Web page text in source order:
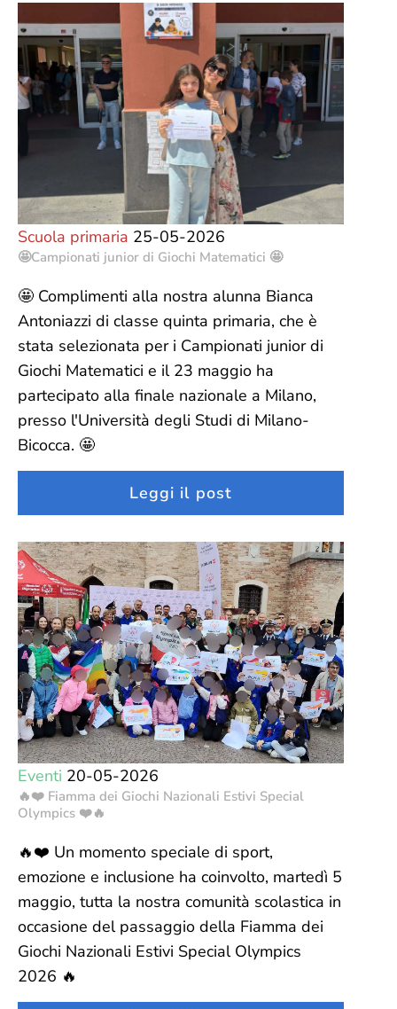
Scuola primaria 25-05-2026
🤩Campionati junior di Giochi Matematici 🤩
🤩 Complimenti alla nostra alunna Bianca
Antoniazzi di classe quinta primaria, che è
stata selezionata per i Campionati junior di
Giochi Matematici e il 23 maggio ha
partecipato alla finale nazionale a Milano,
presso l'Università degli Studi di Milano-
Bicocca. 🤩
Leggi il post
Eventi 20-05-2026
🔥❤️ Fiamma dei Giochi Nazionali Estivi Special
Olympics ❤️🔥
🔥❤️ Un momento speciale di sport,
emozione e inclusione ha coinvolto, martedì 5
maggio, tutta la nostra comunità scolastica in
occasione del passaggio della Fiamma dei
Giochi Nazionali Estivi Special Olympics
2026 🔥